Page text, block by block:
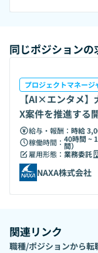
同じポジションの
プロジェクトマネージ
【AI×エンタメ
X案件を推進する
給与・報酬： 時給
稼働時間： 40時間 ~
間）
雇用形態： 業務委託
NAXA株式会社
関連リンク
職種/ポジションから転